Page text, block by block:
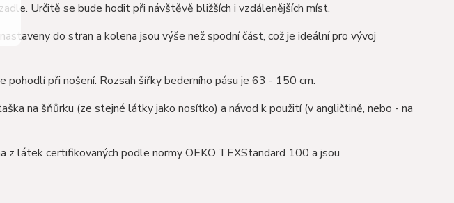
Určitě se bude hodit při návštěvě bližších i vzdálenějších míst.
do stran a kolena jsou výše než spodní část, což je ideální pro vývoj
pohodlí při nošení. Rozsah šířky bederního pásu je 63 - 150 cm.
na šňůrku (ze stejné látky jako nosítko) a návod k použití (v angličtině, nebo - na
z látek certifikovaných podle normy OEKO TEXStandard 100 a jsou